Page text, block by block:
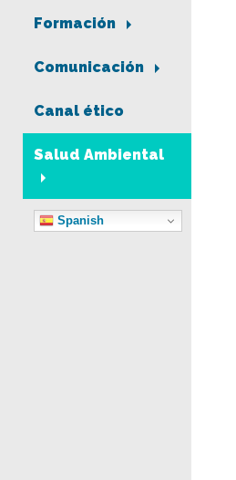
Formación
Comunicación
Canal ético
Salud Ambiental
Spanish